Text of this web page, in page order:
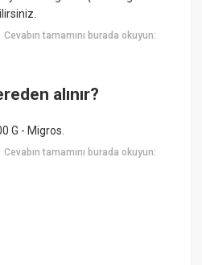
Cevabın tamamını burada okuyun:
alınır?
G - Migros.
Cevabın tamamını burada okuyun: